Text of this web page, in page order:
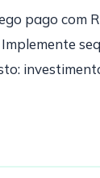
pago com